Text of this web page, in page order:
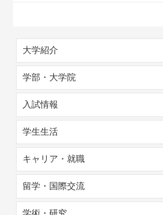
大学紹介
学部・大学院
入試情報
学生生活
キャリア・就職
留学・国際交流
学術・研究